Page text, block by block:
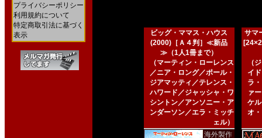
プライバシーポリシー
利用規約について
特定商取引法に基づく
表示
ビッグ・ママス・ハウス
(2000)［Ａ４判］≪新品
≫（1人1冊まで）
（マーティン・ローレンス
／ニア・ロング／ポール・
ジアマッティ／テレンス・
ハワード／ジャッシャ・ワ
シントン／アンソニー・ア
ンダーソン／エラ・ミッチ
ェル）
海外製作
サマ
（
イ
ラ
ァ
ケ
オ